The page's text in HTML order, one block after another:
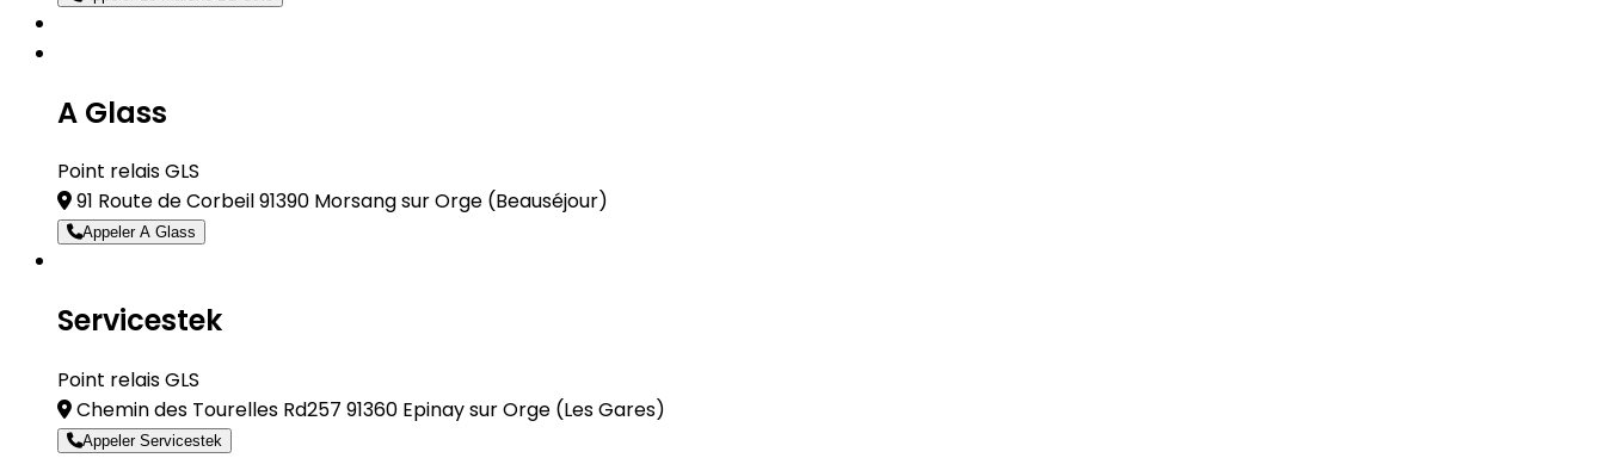
A Glass
Point relais GLS
91 Route de Corbeil 91390 Morsang sur Orge (Beauséjour)
Appeler A Glass
Servicestek
Point relais GLS
Chemin des Tourelles Rd257 91360 Epinay sur Orge (Les Gares)
Appeler Servicestek